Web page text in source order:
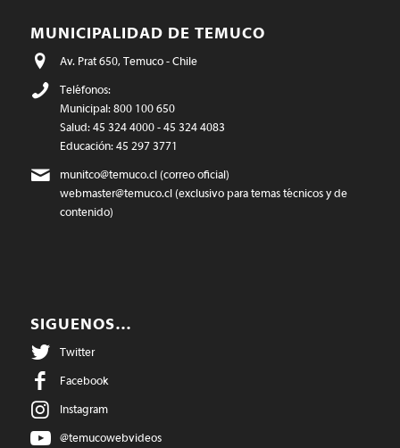
MUNICIPALIDAD DE TEMUCO
Av. Prat 650, Temuco - Chile
Teléfonos:
Municipal: 800 100 650
Salud: 45 324 4000 - 45 324 4083
Educación: 45 297 3771
munitco@temuco.cl(correo oficial)
webmaster@temuco.cl(exclusivo para temas técnicos y de
contenido)
SIGUENOS…
Twitter
Facebook
Instagram
@temucowebvideos